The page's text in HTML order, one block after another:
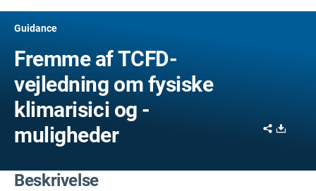
Guidance
Fremme af TCFD-
vejledning om fysiske
klimarisici og -
muligheder
Share
Beskrivelse